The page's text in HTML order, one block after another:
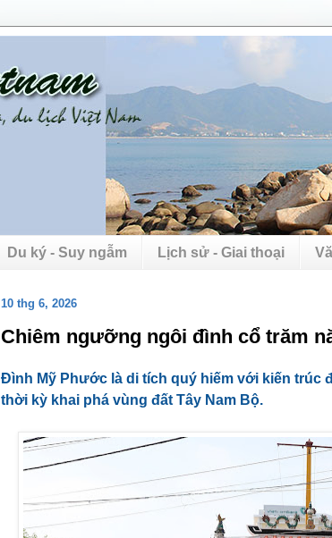
Du ký - Suy ngẫm Lịch sử - Giai thoại
10 thg 6, 2026
Chiêm ngưỡng ngôi đình cổ trăm
Đình Mỹ Phước là di tích quý hiếm với kiến trúc
thời kỳ khai phá vùng đất Tây Nam Bộ.